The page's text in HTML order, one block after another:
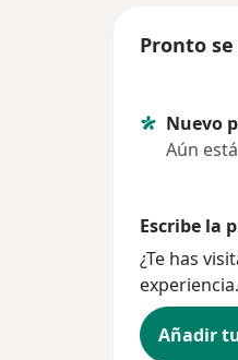
Pronto
Nuevo
Aún
Escribe la
¿Te has
Añadir